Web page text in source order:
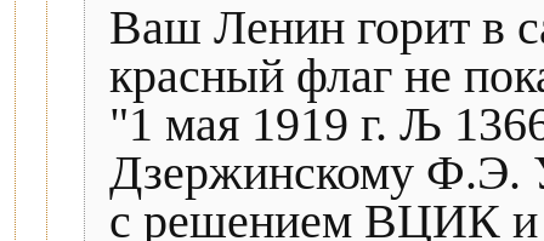
Ваш Ленин горит в
красный флаг не
"1 мая 1919 г. Љ
Дзержинскому Ф.Э.
с решением ВЦИК и